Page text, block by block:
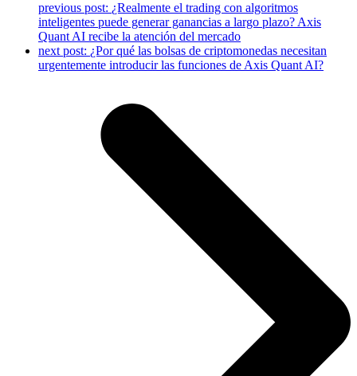
previous post: ¿Realmente el trading con algoritmos
inteligentes puede generar ganancias a largo plazo? Axis
Quant AI recibe la atención del mercado
next post: ¿Por qué las bolsas de criptomonedas necesitan
urgentemente introducir las funciones de Axis Quant AI?